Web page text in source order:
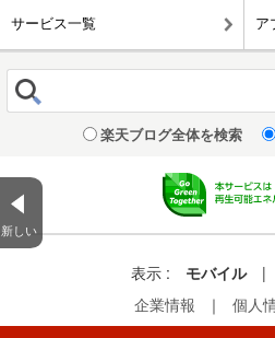
新しい
サービス一覧 ア
楽天ブログ全体を検索
表示 : モバイル |
企業情報
｜ 個人